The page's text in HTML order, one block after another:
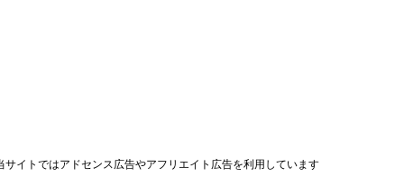
サイトではアドセンス広告やアフリエイト広告を利用しています